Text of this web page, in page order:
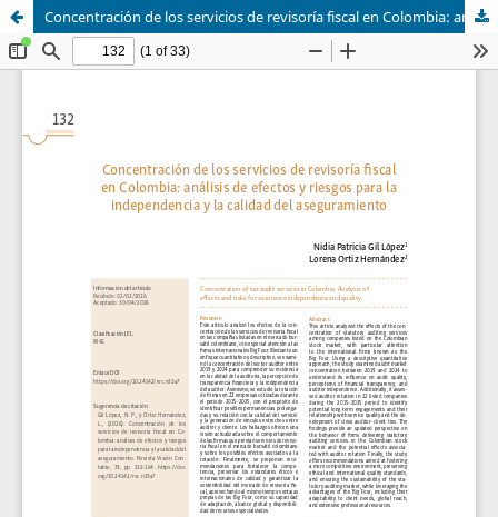
Concentración de los servicios de revisoría fiscal en Colombia: análisis de efectos y riesgos para la independencia y la calidad del aseguramiento